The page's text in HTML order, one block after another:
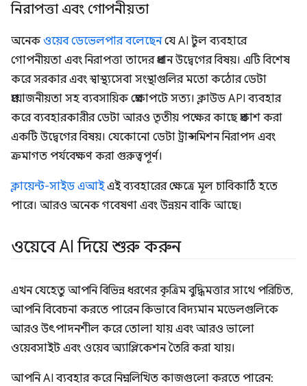
নিরাপত্তা এবং গোপনীয়তা
অনেকওয়েব ডেভেলপার বলেছেনযে AI টুল ব্যবহারে
গোপনীয়তা এবং নিরাপত্তা তাদের প্রধান উদ্বেগের বিষয়। এটি বিশেষ
করে সরকার এবং স্বাস্থ্যসেবা সংস্থাগুলির মতো কঠোর ডেটা
প্রয়োজনীয়তা সহ ব্যবসায়িক প্রেক্ষাপটে সত্য। ক্লাউড API ব্যবহার
করে ব্যবহারকারীর ডেটা আরও তৃতীয় পক্ষের কাছে প্রকাশ করা
একটি উদ্বেগের বিষয়। যেকোনো ডেটা ট্রান্সমিশন নিরাপদ এবং
ক্রমাগত পর্যবেক্ষণ করা গুরুত্বপূর্ণ।
ক্লায়েন্ট-সাইড এআইএই ব্যবহারের ক্ষেত্রে মূল চাবিকাঠি হতে
পারে। আরও অনেক গবেষণা এবং উন্নয়ন বাকি আছে।
ওয়েবে AI দিয়ে শুরু করুন
এখন যেহেতু আপনি বিভিন্ন ধরণের কৃত্রিম বুদ্ধিমত্তার সাথে পরিচিত,
আপনি বিবেচনা করতে পারেন কিভাবে বিদ্যমান মডেলগুলিকে
আরও উৎপাদনশীল করে তোলা যায় এবং আরও ভালো
ওয়েবসাইট এবং ওয়েব অ্যাপ্লিকেশন তৈরি করা যায়।
আপনি AI ব্যবহার করে নিম্নলিখিত কাজগুলো করতে পারেন: